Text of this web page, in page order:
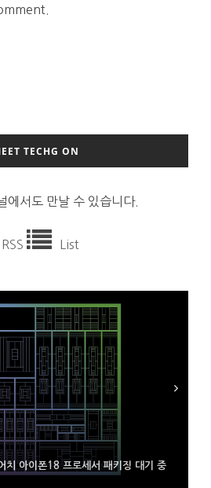
TECHG ON
에서도 만날 수 있습니다.
RSS List
치 아이폰18 프로세서 패키징 대기 중
지형 스피커 준비하는 오픈AI
레임 검증 요구사항 바꾼 밸브